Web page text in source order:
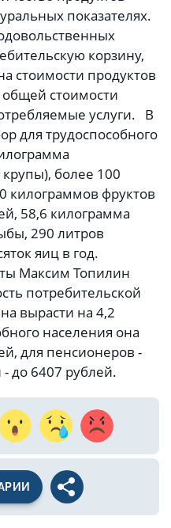
показателях.
корзину,
стоимости продуктов
стоимости
услуги. В
для трудоспособного
более 100
килограммов фруктов
58,6 килограмма
290 литров
яиц в год.
Максим Топилин
потребительской
вырасти на 4,2
населения она
для пенсионеров -
- до 6407 рублей.